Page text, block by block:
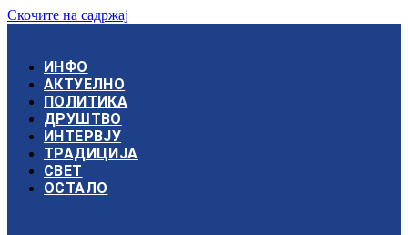
Скочите на садржај
ИНФО
АКТУЕЛНО
ПОЛИТИКА
ДРУШТВО
ИНТЕРВЈУ
ТРАДИЦИЈА
СВЕТ
ОСТАЛО